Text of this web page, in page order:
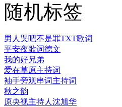
随机标签
男人哭吧不是罪TXT歌词
平安夜歌词德文
我的好兄弟
爱在草原主持词
袖手旁观串词主持词
秋之韵
原央视主持人沈旭华